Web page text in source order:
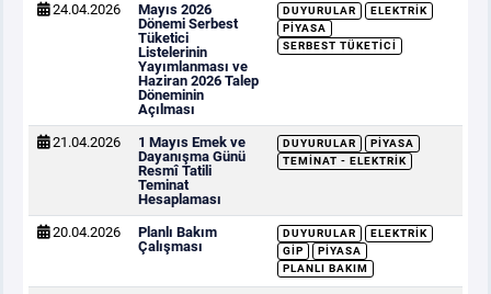
24.04.2026
Mayıs 2026
Dönemi Serbest
Tüketici
Listelerinin
Yayımlanması ve
Haziran 2026 Talep
Döneminin
Açılması
DUYURULAR
ELEKTRIK
PIYASA
SERBEST TÜKETICI
21.04.2026
1 Mayıs Emek ve
Dayanışma Günü
Resmî Tatili
Teminat
Hesaplaması
DUYURULAR
PIYASA
TEMINAT - ELEKTRIK
20.04.2026
Planlı Bakım
Çalışması
DUYURULAR
ELEKTRIK
GİP
PIYASA
PLANLI BAKIM